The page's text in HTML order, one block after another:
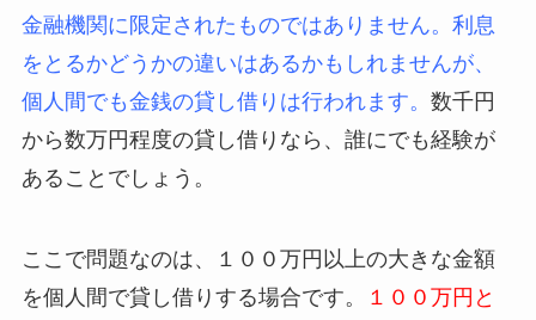
金融機関に限定されたものではありません。利息
をとるかどうかの違いはあるかもしれませんが、
個人間でも金銭の貸し借りは行われます。 数千円
から数万円程度の貸し借りなら、誰にでも経験が
あることでしょう。
ここで問題なのは、１００万円以上の大きな金額
を個人間で貸し借りする場合です。
１００万円と